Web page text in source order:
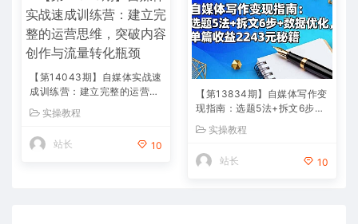
【第14043期】自媒体实战速
成训练营：建立完整的运营思
维，突破内容创作与流量转化
瓶颈
实操教程
站长 10
【第13834期】自媒体写作变
现指南：选题5法+拆文6步
+数据优化，单篇收益2243元
秘籍
实操教程
站长 10